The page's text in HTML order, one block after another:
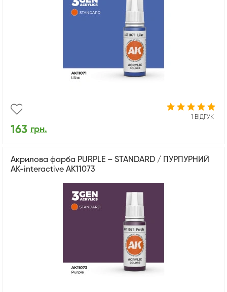
1 ВІДГУК
163 грн.
Акрилова фарба PURPLE – STANDARD / ПУРПУРНИЙ
AK-interactive AK11073